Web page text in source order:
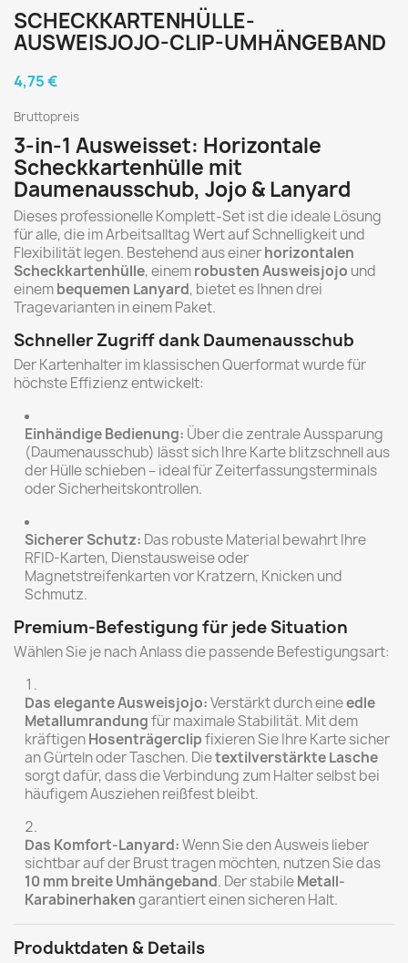
SCHECKKARTENHÜLLE-
AUSWEISJOJO-CLIP-UMHÄNGEBAND
4,75 €
Bruttopreis
3-in-1 Ausweisset: Horizontale
Scheckkartenhülle mit
Daumenausschub, Jojo & Lanyard
Dieses professionelle Komplett-Set ist die ideale Lösung
für alle, die im Arbeitsalltag Wert auf Schnelligkeit und
Flexibilität legen. Bestehend aus einerhorizontalen
Scheckkartenhülle, einemrobusten Ausweisjojo und
einembequemen Lanyard, bietet es Ihnen drei
Tragevarianten in einem Paket.
Schneller Zugriff dank Daumenausschub
Der Kartenhalter im klassischen Querformat wurde für
höchste Effizienz entwickelt:
Einhändige Bedienung: Über die zentrale Aussparung
(Daumenausschub) lässt sich Ihre Karte blitzschnell aus
der Hülle schieben – ideal für Zeiterfassungsterminals
oder Sicherheitskontrollen.
Sicherer Schutz: Das robuste Material bewahrt Ihre
RFID-Karten, Dienstausweise oder
Magnetstreifenkarten vor Kratzern, Knicken und
Schmutz.
Premium-Befestigung für jede Situation
Wählen Sie je nach Anlass die passende Befestigungsart:
Das elegante Ausweisjojo:Verstärkt durch eineedle
Metallumrandungfür maximale Stabilität. Mit dem
kräftigenHosenträgerclipfixieren Sie Ihre Karte sicher
an Gürteln oder Taschen. Dietextilverstärkte Lasche
sorgt dafür, dass die Verbindung zum Halter selbst bei
häufigem Ausziehen reißfest bleibt.
Das Komfort-Lanyard:Wenn Sie den Ausweis lieber
sichtbar auf der Brust tragen möchten, nutzen Sie das
10 mm breite Umhängeband. Der stabileMetall-
Karabinerhakengarantiert einen sicheren Halt.
Produktdaten & Details